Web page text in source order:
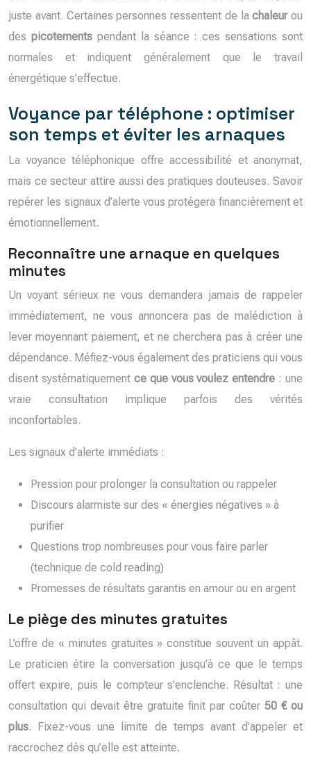
juste avant. Certaines personnes ressentent de lachaleurou
des picotementspendant la séance : ces sensations sont
normales et indiquent généralement que le travail
énergétique s’effectue.
Voyance par téléphone : optimiser
son temps et éviter les arnaques
La voyance téléphonique offre accessibilité et anonymat,
mais ce secteur attire aussi des pratiques douteuses. Savoir
repérer les signaux d’alerte vous protégera financièrement et
émotionnellement.
Reconnaître une arnaque en quelques
minutes
Un voyant sérieux ne vous demandera jamais de rappeler
immédiatement, ne vous annoncera pas de malédiction à
lever moyennant paiement, et ne cherchera pas à créer une
dépendance. Méfiez-vous également des praticiens qui vous
disent systématiquement ce que vous voulez entendre : une
vraie consultation implique parfois des vérités
inconfortables.
Les signaux d’alerte immédiats :
Pression pour prolonger la consultation ou rappeler
Discours alarmiste sur des « énergies négatives » à
purifier
Questions trop nombreuses pour vous faire parler
(technique de cold reading)
Promesses de résultats garantis en amour ou en argent
Le piège des minutes gratuites
L’offre de « minutes gratuites » constitue souvent un appât.
Le praticien étire la conversation jusqu’à ce que le temps
offert expire, puis le compteur s’enclenche. Résultat : une
consultation qui devait être gratuite finit par coûter 50 € ou
plus. Fixez-vous une limite de temps avant d’appeler et
raccrochez dès qu’elle est atteinte.